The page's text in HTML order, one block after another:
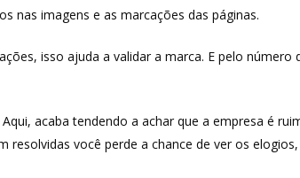
nas imagens e as marcações das páginas.
isso ajuda a validar a marca. E pelo número
acaba tendendo a achar que a empresa é
você perde a chance de ver os